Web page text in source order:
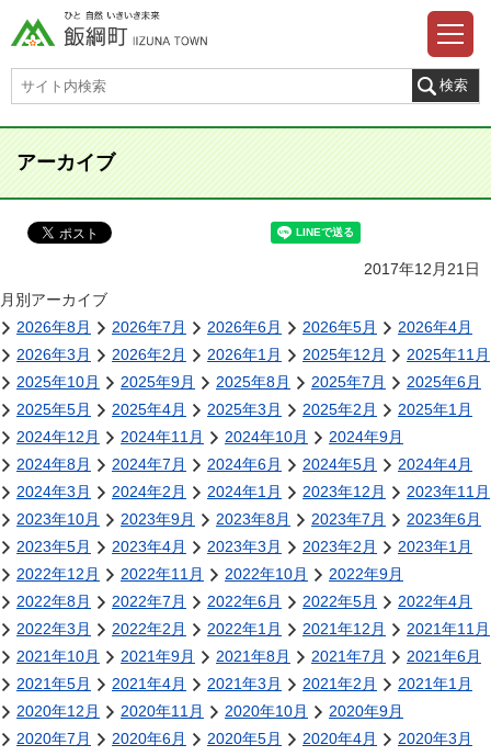
アーカイブ
2017年12月21日
月別アーカイブ
2026年8月
2026年7月 2026年6月 2026年5月
2026年4月
2026年3月
2026年2月 2026年1月 2025年12月
2025年11月
2025年10月
2025年9月 2025年8月 2025年7月
2025年6月
2025年5月
2025年4月 2025年3月 2025年2月
2025年1月
2024年12月
2024年11月 2024年10月
2024年9月
2024年8月
2024年7月 2024年6月 2024年5月
2024年4月
2024年3月
2024年2月 2024年1月 2023年12月
2023年11月
2023年10月
2023年9月 2023年8月 2023年7月
2023年6月
2023年5月
2023年4月 2023年3月 2023年2月
2023年1月
2022年12月
2022年11月 2022年10月
2022年9月
2022年8月
2022年7月 2022年6月 2022年5月
2022年4月
2022年3月
2022年2月 2022年1月 2021年12月
2021年11月
2021年10月
2021年9月 2021年8月 2021年7月
2021年6月
2021年5月
2021年4月 2021年3月 2021年2月
2021年1月
2020年12月
2020年11月 2020年10月
2020年9月
2020年7月
2020年6月 2020年5月 2020年4月
2020年3月